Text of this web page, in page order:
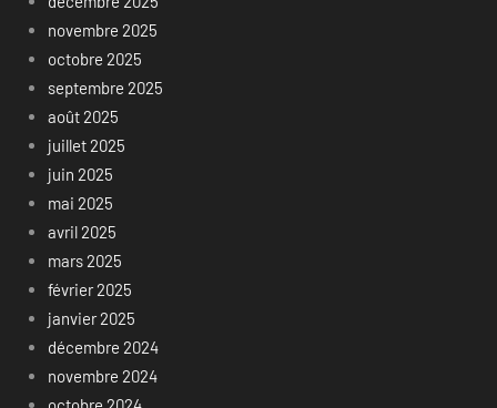
novembre 2025
octobre 2025
septembre 2025
août 2025
juillet 2025
juin 2025
mai 2025
avril 2025
mars 2025
février 2025
janvier 2025
décembre 2024
novembre 2024